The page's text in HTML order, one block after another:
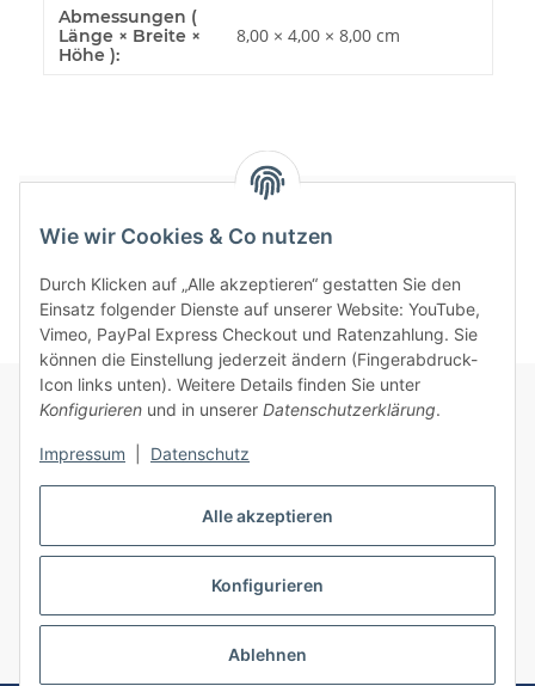
Alle akzeptieren
Konfigurieren
Ablehnen
Wie wir Cookies & Co nutzen
Durch Klicken auf „Alle akzeptieren“ gestatten Sie den
Einsatz folgender Dienste auf unserer Website: YouTube,
Vimeo, PayPal Express Checkout und Ratenzahlung. Sie
können die Einstellung jederzeit ändern (Fingerabdruck-
Icon links unten). Weitere Details finden Sie unter
Konfigurieren und in unserer Datenschutzerklärung.
Impressum Datenschutz
Abmessungen (
Länge × Breite ×
Höhe ):
8,00 × 4,00 × 8,00 cm
Informationen
Gesetzliche Informationen
Vertrag widerrufen
* Alle Preise inkl. gesetzlicher USt., zzgl.Versand